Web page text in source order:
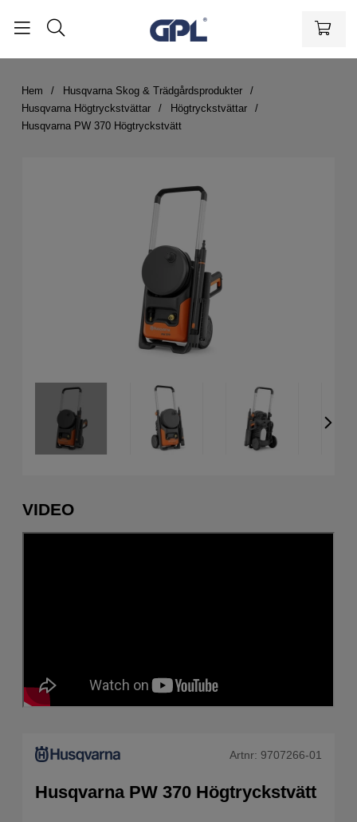
Hem
Husqvarna Skog & Trädgårdsprodukter
Husqvarna Högtryckstvättar
Högtryckstvättar
Husqvarna PW 370 Högtryckstvätt
VIDEO
Artnr: 9707266-01
Husqvarna PW 370 Högtryckstvätt